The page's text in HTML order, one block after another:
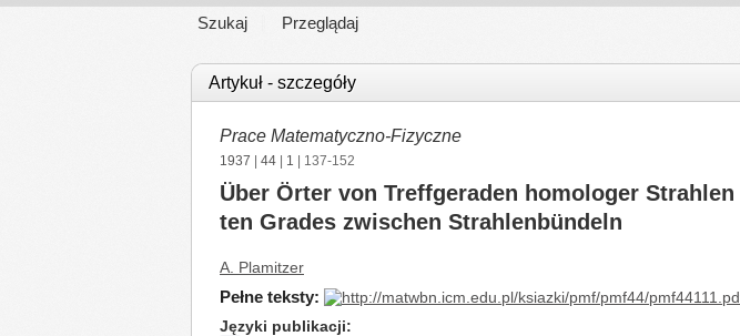
Szukaj Przeglądaj
Artykuł - szczegóły
Prace Matematyczno-Fizyczne
1937 44 1 | 137-152
Über Örter von Treffgeraden homologer
ten Grades zwischen Strahlenbündeln
A. Plamitzer
Pełne teksty:
Języki publikacji